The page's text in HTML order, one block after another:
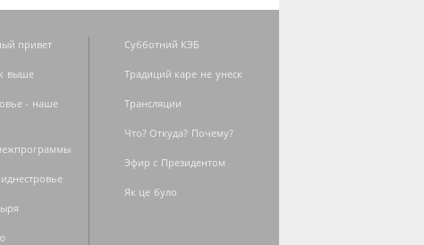
привет
выше
- наше
Субботний КЭБ
Традиций каре не унеск
Трансляции
Что? Откуда? Почему?
Эфир с Президентом
Як це було